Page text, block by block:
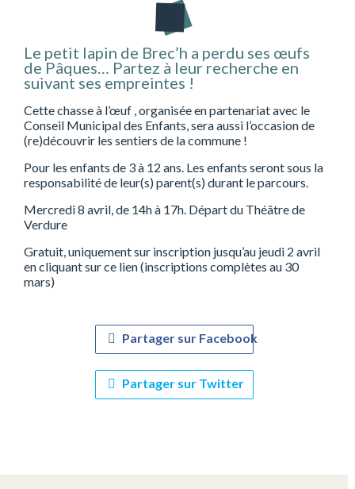
Le petit lapin de Brec’h a perdu ses œufs
de Pâques… Partez à leur recherche en
suivant ses empreintes !
Cette chasse à l’œuf , organisée en partenariat avec le
Conseil Municipal des Enfants, sera aussi l’occasion de
(re)découvrir les sentiers de la commune !
Pour les enfants de 3 à 12 ans. Les enfants seront sous la
responsabilité de leur(s) parent(s) durant le parcours.
Mercredi 8 avril, de 14h à 17h. Départ du Théâtre de
Verdure
Gratuit, uniquement sur inscription jusqu’au jeudi 2 avril
en cliquant sur ce lien (inscriptions complètes au 30
mars)
Partager sur Facebook
Partager sur Twitter